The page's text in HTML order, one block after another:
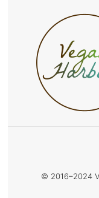
© 2016–2024